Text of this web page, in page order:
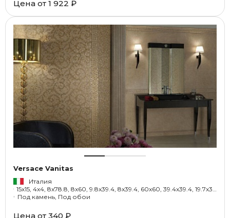
Цена от 1 922 ₽
Versace Vanitas
Италия
15x15, 4x4, 8x78.8, 8x60, 9.8x39.4, 8x39.4, 60x60, 39.4x39.4, 19.7x39.4, 118.2x118.2, 1x19.7, 11x39.4, 4.7x39.4, 3.2x39.4, 15x60, 7.6x39.4, 4x60, 6.5x7.6, 9.8x10.9, 11x11, 7.6x7.6, 9.8x9.8, 3.2x3.2, 1.5x39.4, 30x30, 2x9.8, 1x2, 2x4, 120x120, 78.9x78.9, 79x79, 8x19.7, 4.2x78.8, 4.2x39.4, 4x39.4, 2.3x2.3, 0.5x60, 1x60
Под камень, Под обои
Цена от 340 ₽